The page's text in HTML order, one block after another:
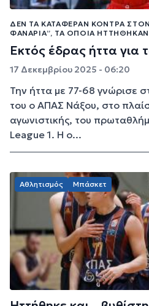
ΔΕΝ ΤΑ ΚΑΤΆΦΕΡΑΝ ΚΌΝΤΡΑ
ΦΑΝΆΡΙΑ”, ΤΑ ΟΠΟΊΑ
Εκτός έδρας ήττα
17 Δεκεμβρίου 2025 - 06:20
Την ήττα με 77-68 γνώρισε
του ο ΑΠΑΣ Νάξου, στο
αγωνιστικής, του
League 1. Η ο...
Αθλητισμός Μπάσκετ